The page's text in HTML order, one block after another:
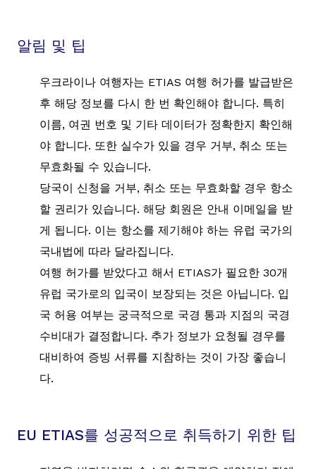
알림 및 팁
우크라이나 여행자는 ETIAS 여행 허가를 발급받은
후 해당 정보를 다시 한 번 확인해야 합니다. 특히
이름, 여권 번호 및 기타 데이터가 정확한지 확인해
야 합니다. 또한 실수가 있을 경우 거부, 취소 또는
무효화될 수 있습니다.
당국이 신청을 거부, 취소 또는 무효화할 경우 항소
할 권리가 있습니다. 해당 회원은 안내 이메일을 받
게 됩니다. 이는 항소를 제기해야 하는 유럽 국가의
국내법에 따라 달라집니다.
여행 허가를 받았다고 해서 ETIAS가 필요한 30개
유럽 국가로의 입국이 보장되는 것은 아닙니다. 입
국 허용 여부는 궁극적으로 국경 통과 지점의 국경
수비대가 결정합니다. 추가 정보가 요청될 경우를
대비하여 증빙 서류를 지참하는 것이 가장 좋습니
다.
EU ETIAS를 성공적으로 취득하기 위한 팁